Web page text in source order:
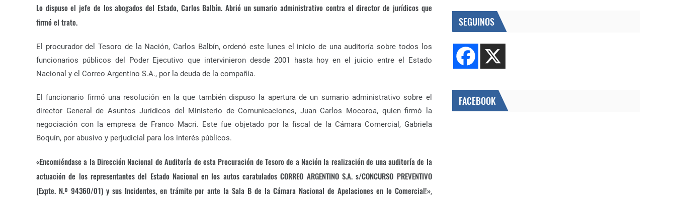
Lo dispuso el jefe de los abogados del Estado, Carlos Balbín. Abrió un sumario administrativo contra el director de jurídicos que
firmó el trato.
El procurador del Tesoro de la Nación, Carlos Balbín, ordenó este lunes el inicio de una auditoría sobre todos los
funcionarios públicos del Poder Ejecutivo que intervinieron desde 2001 hasta hoy en el juicio entre el Estado
Nacional y el Correo Argentino S.A., por la deuda de la compañía.
El funcionario firmó una resolución en la que también dispuso la apertura de un sumario administrativo sobre el
director General de Asuntos Jurídicos del Ministerio de Comunicaciones, Juan Carlos Mocoroa, quien firmó la
negociación con la empresa de Franco Macri. Este fue objetado por la fiscal de la Cámara Comercial, Gabriela
Boquín, por abusivo y perjudicial para los interés públicos.
«Encomiéndase a la Dirección Nacional de Auditoría de esta Procuración de Tesoro de a Nación la realización de una auditoría de la
actuación de los representantes del Estado Nacional en los autos caratulados CORREO ARGENTINO S.A. s/CONCURSO PREVENTIVO
(Expte. N.º 94360/01) y sus Incidentes, en trámite por ante la Sala B de la Cámara Nacional de Apelaciones en lo Comercial!»,
SEGUINOS
FACEBOOK